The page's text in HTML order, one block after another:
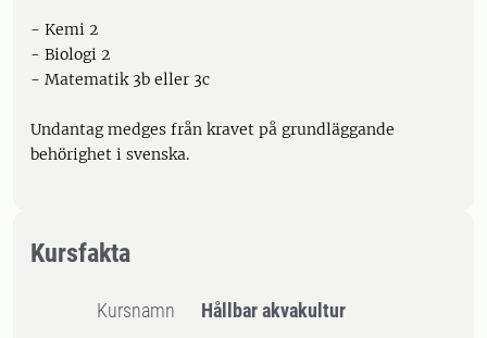
- Kemi 2
- Biologi 2
- Matematik 3b eller 3c
Undantag medges från kravet på grundläggande
behörighet i svenska.
Kursfakta
Kursnamn Hållbar akvakultur